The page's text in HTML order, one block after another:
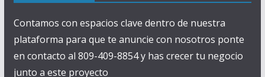
Contamos con espacios clave dentro de nuestra
plataforma para que te anuncie con nosotros ponte
en contacto al 809-409-8854 y has crecer tu negocio
junto a este proyecto